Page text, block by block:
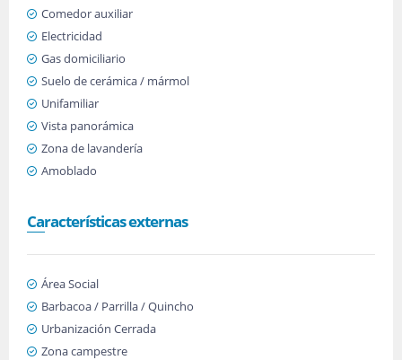
Comedor auxiliar
Electricidad
Gas domiciliario
Suelo de cerámica / mármol
Unifamiliar
Vista panorámica
Zona de lavandería
Amoblado
Características externas
Área Social
Barbacoa / Parrilla / Quincho
Urbanización Cerrada
Zona campestre